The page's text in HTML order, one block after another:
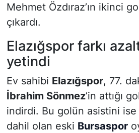
Mehmet Özdıraz’ın ikinci
çıkardı.
Elazığspor farkı
yetindi
Ev sahibi Elazığspor, 77.
İbrahim Sönmez’in attığı
indirdi. Bu golün asistini
dahil olan eski Bursaspor